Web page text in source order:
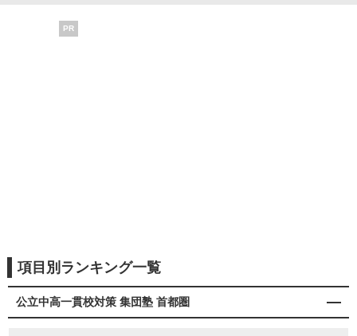
PR
項目別ランキング一覧
公立中高一貫校対策 集団塾 首都圏